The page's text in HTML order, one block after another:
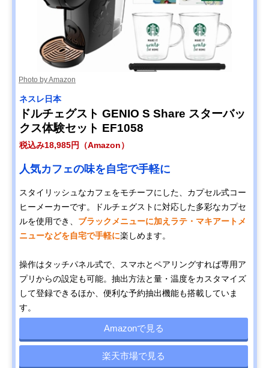
Photo by Amazon
ネスレ日本
ドルチェグスト GENIO S Share スターバッ
クス体験セット EF1058
税込み18,985円（Amazon）
人気カフェの味を自宅で手軽に
スタイリッシュなカフェをモチーフにした、カプセル式コー
ヒーメーカーです。ドルチェグストに対応した多彩なカプセ
ルを使用でき、 ブラックメニューに加えラテ・マキアートメ
ニューなどを自宅で手軽に楽しめます。
操作はタッチパネル式で、スマホとペアリングすれば専用ア
プリからの設定も可能。抽出方法と量・温度をカスタマイズ
して登録できるほか、便利な予約抽出機能も搭載していま
す。
Amazonで見る
楽天市場で見る